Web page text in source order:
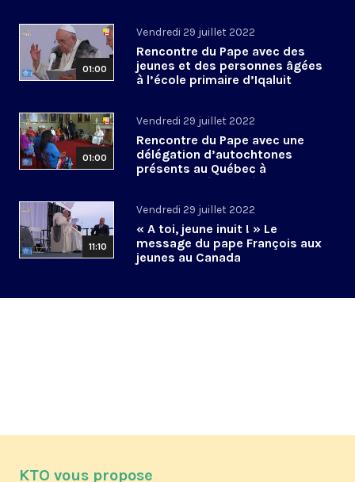
01:00
Vendredi 29 juillet 2022
Rencontre du Pape avec des
jeunes et des personnes âgées
à l’école primaire d’Iqaluit
01:00
Vendredi 29 juillet 2022
Rencontre du Pape avec une
délégation d’autochtones
présents au Québec à
l’archevêché de Québec
11:10
Vendredi 29 juillet 2022
« A toi, jeune inuit ! » Le
message du pape François aux
jeunes au Canada
KTO vous propose